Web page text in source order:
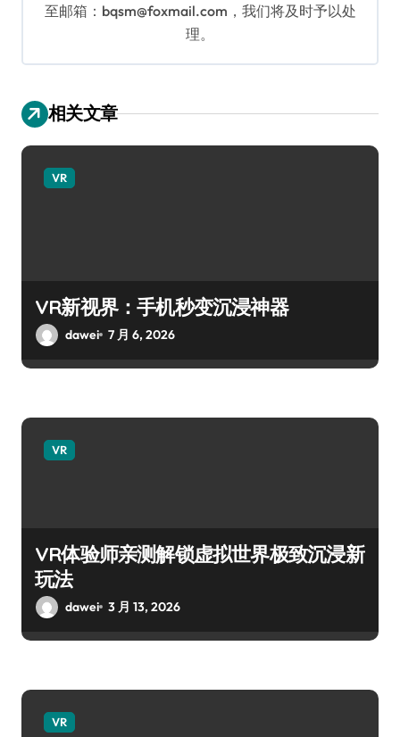
至邮箱：bqsm@foxmail.com，我们将及时予以处
理。
相关文章
VR
VR新视界：手机秒变沉浸神器
dawei 7 月 6, 2026
VR
VR体验师亲测解锁虚拟世界极致沉浸新
玩法
dawei 3 月 13, 2026
VR